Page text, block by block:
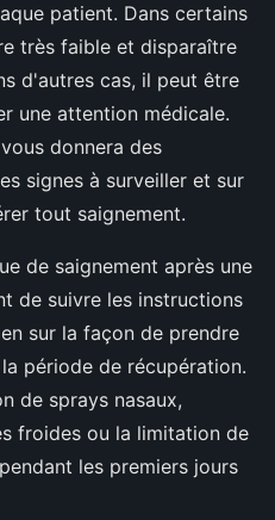
patient. Dans certains
très faible et disparaître
d'autres cas, il peut être
une attention médicale.
donnera des
signes à surveiller et sur
tout saignement.
de saignement après une
de suivre les instructions
sur la façon de prendre
période de récupération.
de sprays nasaux,
froides ou la limitation de
les premiers jours